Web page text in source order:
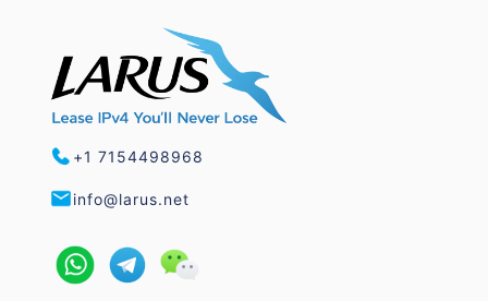
+1 7154498968
info@larus.net